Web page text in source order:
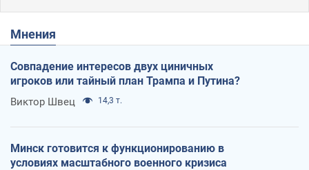
Мнения
Совпадение интересов двух циничных
игроков или тайный план Трампа и Путина?
Виктор Швец 14,3 т.
Минск готовится к функционированию в
условиях масштабного военного кризиса